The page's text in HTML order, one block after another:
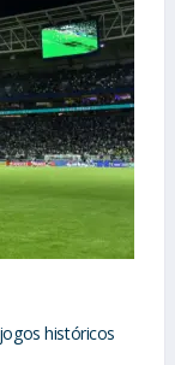
históricos